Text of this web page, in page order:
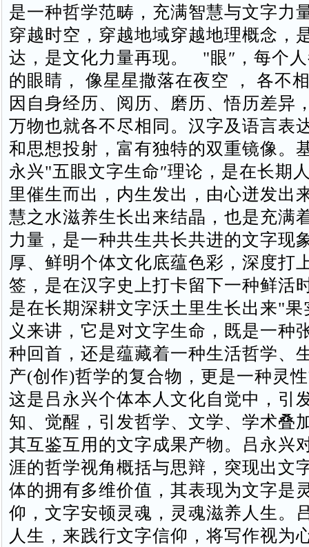
是一种哲学范畴，充满智慧与文字力
穿越时空，穿越地域穿越地理概念，
达，是文化力量再现。 "眼″，每个
的眼睛， 像星星撒落在夜空 ， 各不
因自身经历、阅历、磨历、悟历差异
万物也就各不尽相同。汉字及语言表
和思想投射，富有独特的双重镜像。
永兴"五眼文字生命″理论，是在长期
里催生而出，内生发出，由心迸发出
慧之水滋养生长出来结晶，也是充满
力量，是一种共生共长共进的文字现
厚、鲜明个体文化底蕴色彩，深度打
签，是在汉字史上打卡留下一种鲜活
是在长期深耕文字沃土里生长出来"果
义来讲，它是对文字生命，既是一种
种回首，还是蕴藏着一种生活哲学、
产(创作)哲学的复合物，更是一种灵
这是吕永兴个体本人文化自觉中，引
知、觉醒，引发哲学、文学、学术叠
其互鉴互用的文字成果产物。吕永兴
涯的哲学视角概括与思辩，突现出文
体的拥有多维价值，其表现为文字是
仰，文字安顿灵魂，灵魂滋养人生。‌
人生，来践行文字信仰‌，将写作视为